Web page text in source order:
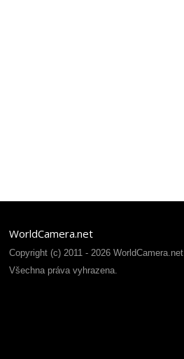
WorldCamera.net
Copyright (c) 2011 - 2026 WorldCamera.net
Všechna práva vyhrazena.